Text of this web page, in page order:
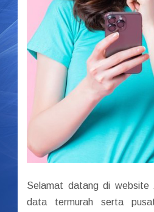
Selamat datang di website
data termurah serta